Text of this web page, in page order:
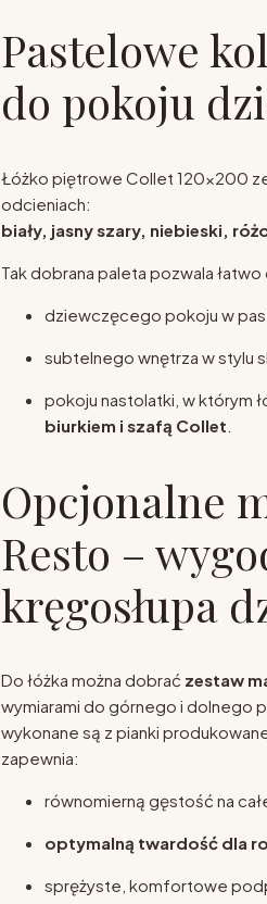
Pastelowe
do pokoju
Łóżko piętrowe Collet 120x200
odcieniach:
biały, jasny szary, niebieski,
Tak dobrana paleta pozwala
dziewczęcego pokoju w
subtelnego wnętrza w stylu
pokoju nastolatki, w którym
biurkiem i szafą Collet
Opcjonalne
Resto –
kręgosłupa
Do łóżka można dobrać zestaw
wymiarami do górnego i dolnego
wykonane są z pianki
zapewnia:
równomierną gęstość na
optymalną twardość dla
sprężyste, komfortowe